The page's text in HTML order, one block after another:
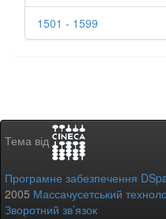
1501 - 1599
Тема від
Програмне забезпечення
2005 Массачусетський
Зворотний зв’язок